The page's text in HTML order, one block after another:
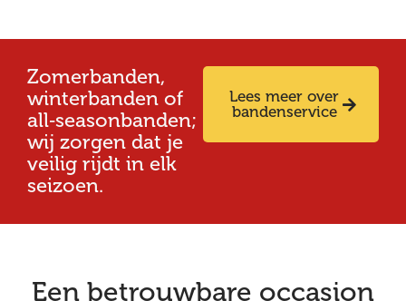
Zomerbanden,
winterbanden of
all‑seasonbanden;
wij zorgen dat je
veilig rijdt in elk
seizoen.
Lees meer over
bandenservice
Een betrouwbare occasion